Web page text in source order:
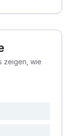
zeigen, wie